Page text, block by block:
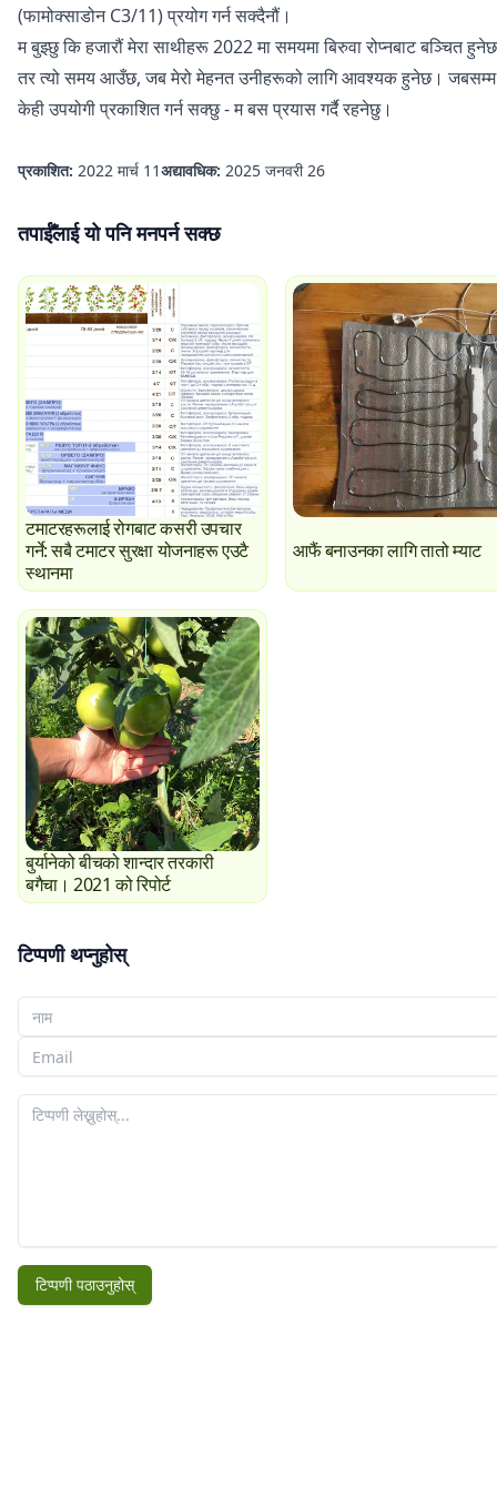
(फामोक्साडोन C3/11) प्रयोग गर्न सक्दैनौं।
म बुझ्छु कि हजारौं मेरा साथीहरू 2022 मा समयमा बिरुवा रोप्नबाट बञ्चित
तर त्यो समय आउँछ, जब मेरो मेहनत उनीहरूको लागि आवश्यक हुनेछ।
केही उपयोगी प्रकाशित गर्न सक्छु - म बस प्रयास गर्दै रहनेछु।
प्रकाशित: 2022 मार्च 11अद्यावधिक: 2025 जनवरी 26
तपाईँलाई यो पनि मनपर्न सक्छ
टमाटरहरूलाई रोगबाट कसरी उपचार
गर्ने: सबै टमाटर सुरक्षा योजनाहरू एउटै
स्थानमा
आफैं बनाउनका लागि तातो म्याट
बुर्यानेको बीचको शान्दार तरकारी
बगैचा। 2021 को रिपोर्ट
टिप्पणी थप्नुहोस्
तपाईँको नाम
तपाईँको इमेल
तपाईँको टिप्पणी
टिप्पणी पठाउनुहोस्